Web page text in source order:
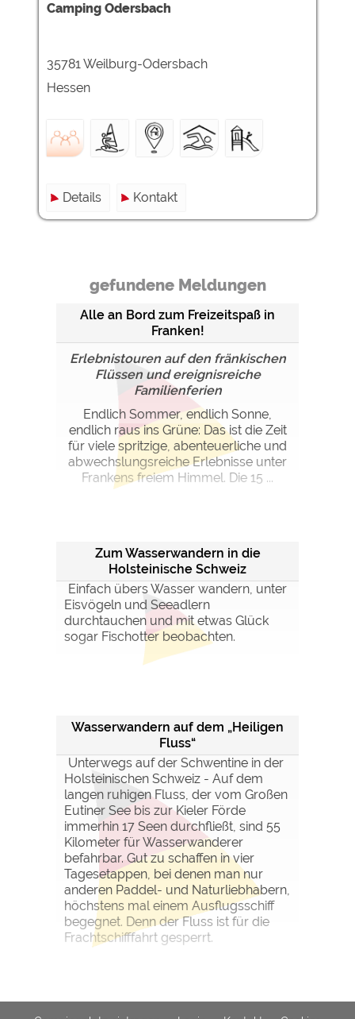
Camping Odersbach
35781 Weilburg-Odersbach
Hessen
Details Kontakt
gefundene Meldungen
Alle an Bord zum Freizeitspaß in
Franken!
Erlebnistouren auf den fränkischen
Flüssen und ereignisreiche
Familienferien
Endlich Sommer, endlich Sonne,
endlich raus ins Grüne: Das ist die Zeit
für viele spritzige, abenteuerliche und
abwechslungsreiche Erlebnisse unter
Frankens freiem Himmel. Die 15 ...
Zum Wasserwandern in die
Holsteinische Schweiz
Einfach übers Wasser wandern, unter
Eisvögeln und Seeadlern
durchtauchen und mit etwas Glück
sogar Fischotter beobachten.
Wasserwandern auf dem „Heiligen
Fluss“
Unterwegs auf der Schwentine in der
Holsteinischen Schweiz - Auf dem
langen ruhigen Fluss, der vom Großen
Eutiner See bis zur Kieler Förde
immerhin 17 Seen durchfließt, sind 55
Kilometer für Wasserwanderer
befahrbar. Gut zu schaffen in vier
Tagesetappen, bei denen man nur
anderen Paddel- und Naturliebhabern,
höchstens mal einem Ausflugsschiff
begegnet. Denn der Fluss ist für die
Frachtschifffahrt gesperrt.